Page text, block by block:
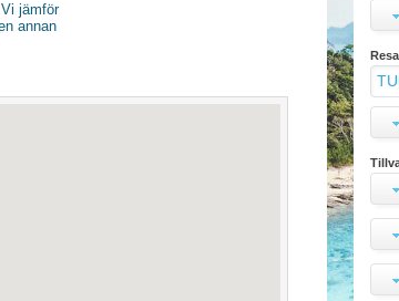
jämför
annan